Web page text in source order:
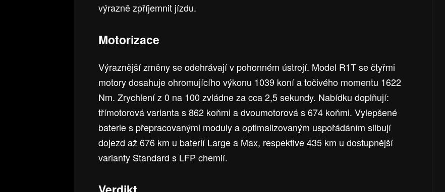
výrazně zpříjemnit jízdu.
Motorizace
Výraznější změny se odehrávají v pohonném ústrojí. Model R1T se čtyřmi
motory dosahuje ohromujícího výkonu 1039 koní a točivého momentu 1622
Nm. Zrychlení z 0 na 100 zvládne za cca 2,5 sekundy. Nabídku doplňují:
třímotorová varianta s 862 koňmi a dvoumotorová s 674 koňmi. Vylepšené
baterie s přepracovanými moduly a optimalizovaným uspořádáním slibují
dojezd až 676 km u baterií Large a Max, respektive 435 km u dostupnější
varianty Standard s LFP chemií.